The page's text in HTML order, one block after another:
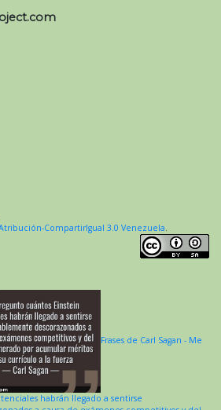
CompartirIgual 3.0 Venezuela
Frases de Carl Sagan - Me
habrán llegado a sentirse